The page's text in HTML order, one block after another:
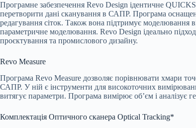
Програмне забезпечення Revo Design ідентичне
перетворити дані сканування в САПР. Програма
редагування сіток. Також вона підтримує моделювання
параметричне моделювання. Revo Design ідеально
проєктування та промислового дизайну.
Revo Measure
Програма Revo Measure дозволяє порівнювати хмари
САПР. У ній є інструменти для високоточних
витягує параметри. Програма вимірює об’єм і аналізує
Комплектація Оптичного сканера Optical Tracking*